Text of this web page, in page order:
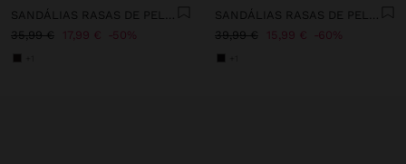
SANDÁLIAS RASAS DE PELE TIRA CRUZADA
35,99 €
17,99 € 50%
SANDÁLIAS RASAS DE PELE ESTAMPADO ANIMAL
39,99 €
15,99 € 60%